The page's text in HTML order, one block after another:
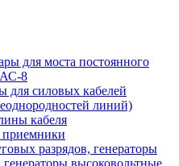
для моста постоянного
8
для силовых кабелей
линий)
кабеля
приемники
разрядов, генераторы
высоковольтные